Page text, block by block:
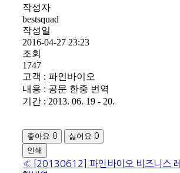
작성자
bestsquad
작성일
2016-04-27 23:23
조회
1747
고객 : 파인바이오
내용 : 공문 한중 번역
기간 : 2013. 06. 19 - 20.
좋아요 0 싫어요 0
인쇄
«
[20130612] 파인바이오 비즈니스